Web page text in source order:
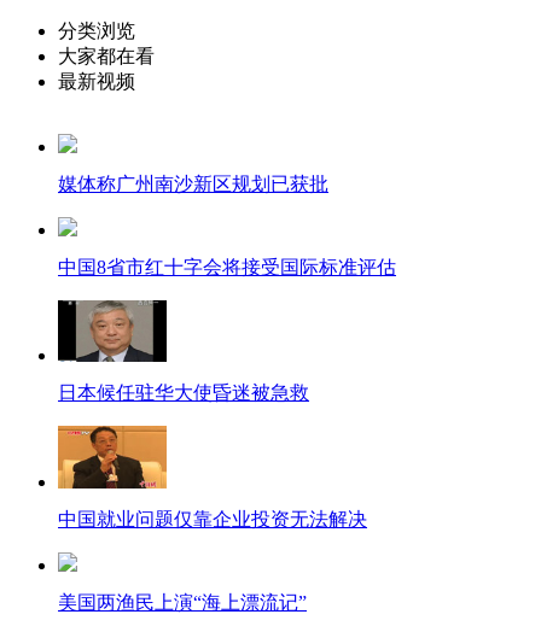
分类浏览
大家都在看
最新视频
媒体称广州南沙新区规划已获批
中国8省市红十字会将接受国际标准评估
日本候任驻华大使昏迷被急救
中国就业问题仅靠企业投资无法解决
美国两渔民上演“海上漂流记”